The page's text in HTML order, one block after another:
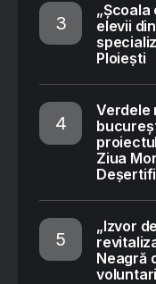
elevii
Ploiești
Verdele
Ziua
„Izvor
Neagră